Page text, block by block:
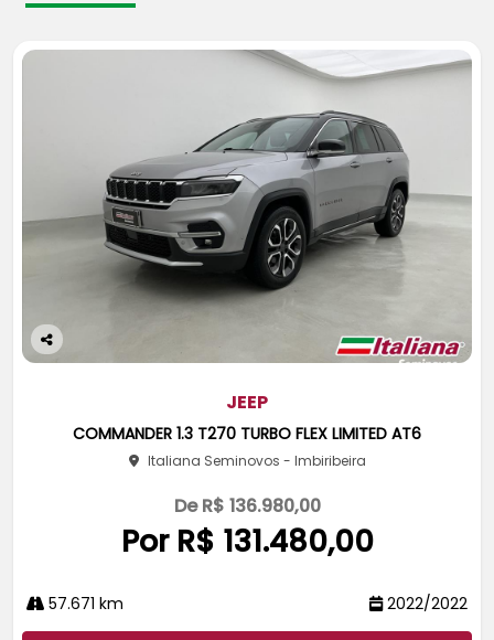
Co
JEEP
COMMANDER 1.3 T270 TURBO FLEX LIMITED AT6
Italiana Seminovos - Imbiribeira
De R$ 136.980,00
Por R$ 131.480,00
57.671 km 2022/2022